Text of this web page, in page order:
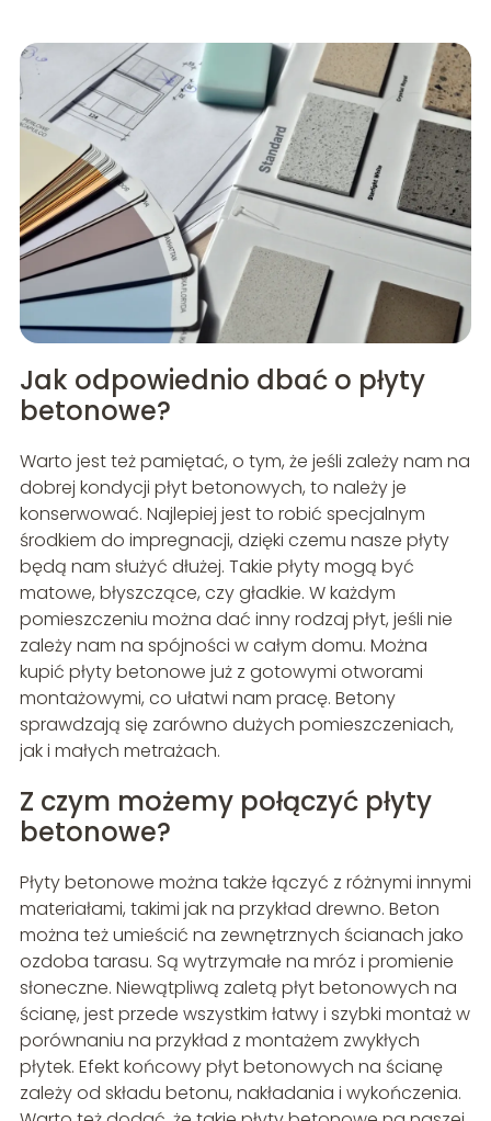
Jak odpowiednio dbać o płyty
betonowe?
Warto jest też pamiętać, o tym, że jeśli zależy nam na
dobrej kondycji płyt betonowych, to należy je
konserwować. Najlepiej jest to robić specjalnym
środkiem do impregnacji, dzięki czemu nasze płyty
będą nam służyć dłużej. Takie płyty mogą być
matowe, błyszczące, czy gładkie. W każdym
pomieszczeniu można dać inny rodzaj płyt, jeśli nie
zależy nam na spójności w całym domu. Można
kupić płyty betonowe już z gotowymi otworami
montażowymi, co ułatwi nam pracę. Betony
sprawdzają się zarówno dużych pomieszczeniach,
jak i małych metrażach.
Z czym możemy połączyć płyty
betonowe?
Płyty betonowe można także łączyć z różnymi innymi
materiałami, takimi jak na przykład drewno. Beton
można też umieścić na zewnętrznych ścianach jako
ozdoba tarasu. Są wytrzymałe na mróz i promienie
słoneczne. Niewątpliwą zaletą płyt betonowych na
ścianę, jest przede wszystkim łatwy i szybki montaż w
porównaniu na przykład z montażem zwykłych
płytek. Efekt końcowy płyt betonowych na ścianę
zależy od składu betonu, nakładania i wykończenia.